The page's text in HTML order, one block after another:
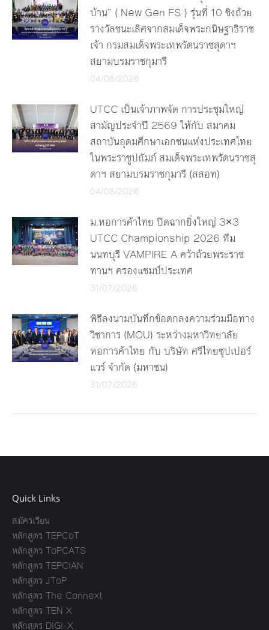
บ้าน” ( New Gen FS ) รุ่นที่ 10 ชิงถ้วย
รางวัลชนะเลิศจากสมเด็จพระกนิษฐาธิราช
เจ้า กรมสมเด็จพระเทพรัตนราชสุดาฯ
สยามบรมราชกุมารี
04/08/2026
UTCC เป็นเจ้าภาพจัด การประชุมใหญ่
สามัญประจำปี 2569 ให้กับ สมาคม
สถาบันอุดมศึกษาเอกชนแห่งประเทศไทย
ในพระราชูปถัมภ์ สมเด็จพระเทพรัตนราชสุ
ดาฯ สยามบรมราชกุมารี (สสอท)
04/08/2026
ม.หอการค้าไทย ปิดฉากยิ่งใหญ่ 3×3
UTCC Championship 2026 ทีม
นนทบุรี VAMPIRE A คว้าถ้วยพระราช
ทานฯ ครองแชมป์ประเทศ
31/07/2026
พิธีลงนามบันทึกข้อตกลงความร่วมมือทาง
วิชาการ (MOU) ระหว่างมหาวิทยาลัย
หอการค้าไทย กับ บริษัท ศรีไทยซุปเปอร์
แวร์ จำกัด (มหาชน)
31/07/2026
Quick Links
สมัครเรียน
หลักสูตร TEPCoT
หลักสูตร ToPCATS
หลักสูตร TEPCIAN
หลักสูตร JToP
หลักสูตร The Connext
หลักสูตร TEN X
หลักสูตร DIGI-X